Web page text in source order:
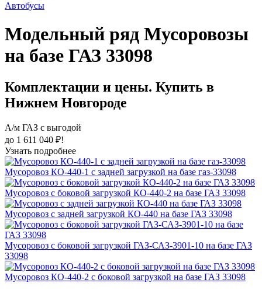
Автобусы
Модельный ряд Мусоровозы
на базе ГАЗ 33098
Комплектации и цены. Купить в
Нижнем Новгороде
А/м ГАЗ с выгодой
до 1 611 040 ₽!
Узнать подробнее
Мусоровоз КО-440-1 с задней загрузкой на базе газ-33098
Мусоровоз с боковой загрузкой КО-440-2 на базе ГАЗ 33098
Мусоровоз с задней загрузкой КО-440 на базе ГАЗ 33098
Мусоровоз с боковой загрузкой ГАЗ-САЗ-3901-10 на базе ГАЗ
33098
Мусоровоз КО-440-2 с боковой загрузкой на базе ГАЗ 33098